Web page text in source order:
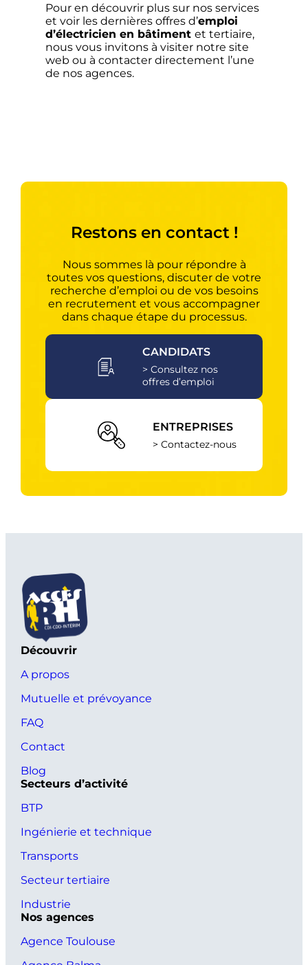
Pour en découvrir plus sur nos services
et voir les dernières offres d’emploi
d’électricien en bâtiment et tertiaire,
nous vous invitons à visiter notre site
web ou à contacter directement l’une
de nos agences.
Restons en contact !
Nous sommes là pour répondre à
toutes vos questions, discuter de votre
recherche d’emploi ou de vos besoins
en recrutement et vous accompagner
dans chaque étape du processus.
CANDIDATS
> Consultez nos
offres d’emploi
ENTREPRISES
> Contactez-nous
Découvrir
A propos
Mutuelle et prévoyance
FAQ
Contact
Blog
Secteurs d’activité
BTP
Ingénierie et technique
Transports
Secteur tertiaire
Industrie
Nos agences
Agence Toulouse